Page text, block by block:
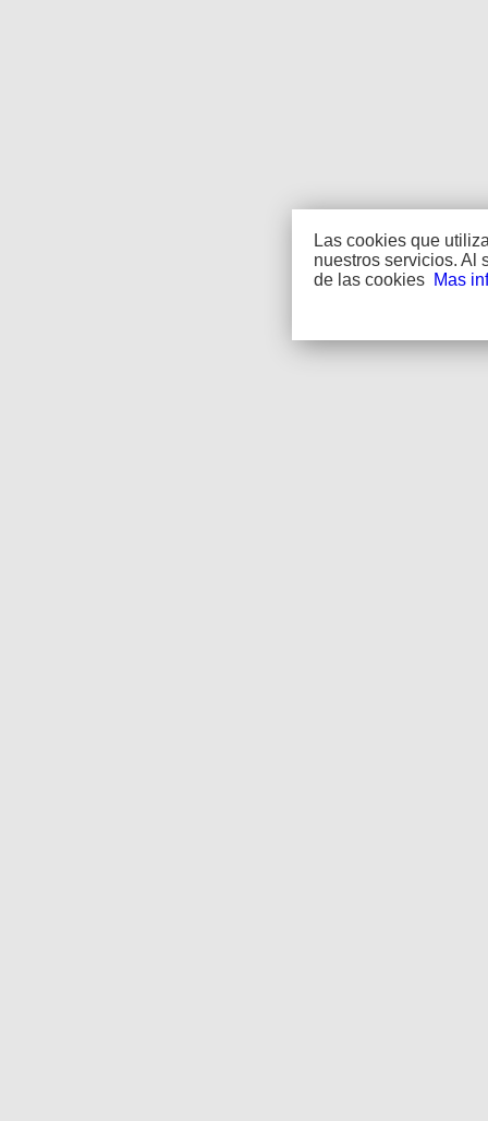
Las cookies que
nuestros servicios. Al
de las cookies Mas